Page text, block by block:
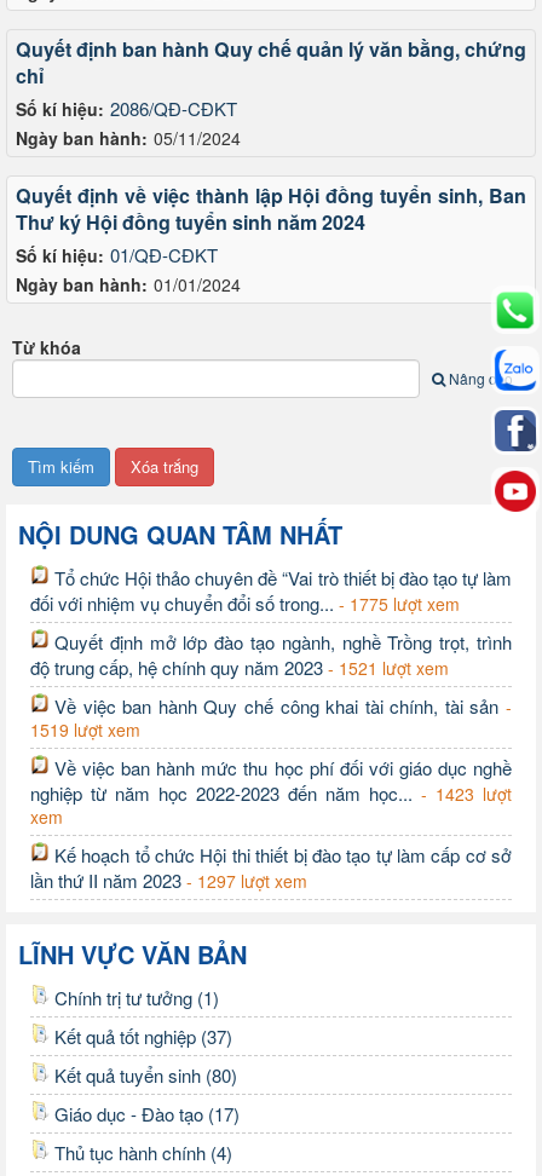
Số kí hiệu: 2086/QĐ-CĐKT
Ngày ban hành: 05/11/2024
Quyết định ban hành Quy chế quản lý văn bằng, chứng
chỉ
Số kí hiệu: 01/QĐ-CĐKT
Ngày ban hành: 01/01/2024
Quyết định về việc thành lập Hội đồng tuyển sinh, Ban
Thư ký Hội đồng tuyển sinh năm 2024
Từ khóa
Nâng cao
NỘI DUNG QUAN TÂM NHẤT
Tổ chức Hội thảo chuyên đề “Vai trò thiết bị đào tạo tự làm
đối với nhiệm vụ chuyển đổi số trong... - 1775 lượt xem
Quyết định mở lớp đào tạo ngành, nghề Trồng trọt, trình
độ trung cấp, hệ chính quy năm 2023 - 1521 lượt xem
Về việc ban hành Quy chế công khai tài chính, tài sản -
1519 lượt xem
Về việc ban hành mức thu học phí đối với giáo dục nghề
nghiệp từ năm học 2022-2023 đến năm học... - 1423 lượt
xem
Kế hoạch tổ chức Hội thi thiết bị đào tạo tự làm cấp cơ sở
lần thứ II năm 2023 - 1297 lượt xem
LĨNH VỰC VĂN BẢN
Chính trị tư tưởng (1)
Kết quả tốt nghiệp (37)
Kết quả tuyển sinh (80)
Giáo dục - Đào tạo (17)
Thủ tục hành chính (4)